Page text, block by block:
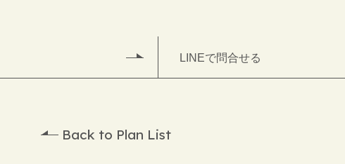
LINEで問合せる
Back to Plan List